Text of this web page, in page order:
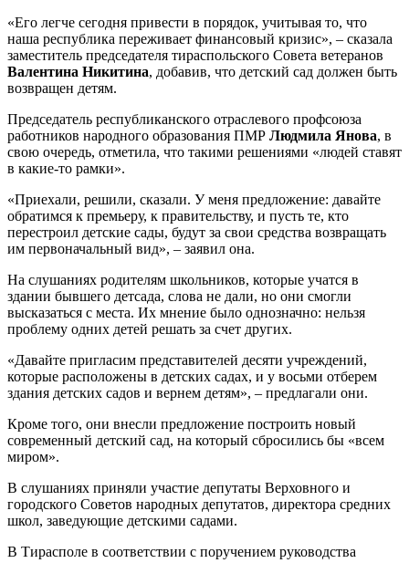
«Его легче сегодня привести в порядок, учитывая то, что
наша республика переживает финансовый кризис», – сказала
заместитель председателя тираспольского Совета ветеранов
Валентина Никитина, добавив, что детский сад должен быть
возвращен детям.
Председатель республиканского отраслевого профсоюза
работников народного образования ПМР Людмила Янова, в
свою очередь, отметила, что такими решениями «людей ставят
в какие-то рамки».
«Приехали, решили, сказали. У меня предложение: давайте
обратимся к премьеру, к правительству, и пусть те, кто
перестроил детские сады, будут за свои средства возвращать
им первоначальный вид», – заявил она.
На слушаниях родителям школьников, которые учатся в
здании бывшего детсада, слова не дали, но они смогли
высказаться с места. Их мнение было однозначно: нельзя
проблему одних детей решать за счет других.
«Давайте пригласим представителей десяти учреждений,
которые расположены в детских садах, и у восьми отберем
здания детских садов и вернем детям», – предлагали они.
Кроме того, они внесли предложение построить новый
современный детский сад, на который сбросились бы «всем
миром».
В слушаниях приняли участие депутаты Верховного и
городского Советов народных депутатов, директора средних
школ, заведующие детскими садами.
В Тирасполе в соответствии с поручением руководства